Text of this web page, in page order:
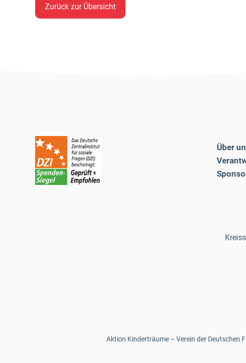
Zurück zur Übersicht
Über
Aktion Kinderträume – Verein der Deutschen